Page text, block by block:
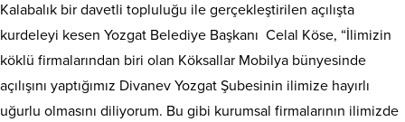
Kalabalık bir davetli topluluğu ile gerçekleştirilen açılışta
kurdeleyi kesen Yozgat Belediye Başkanı Celal Köse, “İlimizin
köklü firmalarından biri olan Köksallar Mobilya bünyesinde
açılışını yaptığımız Divanev Yozgat Şubesinin ilimize hayırlı
uğurlu olmasını diliyorum. Bu gibi kurumsal firmalarının ilimizde